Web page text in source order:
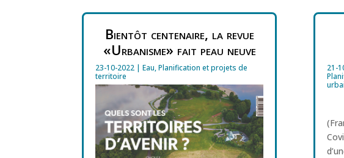
Bientôt centenaire, la revue
«Urbanisme» fait peau neuve
23-10-2022 |Eau,Planification et projets de
territoire
21-